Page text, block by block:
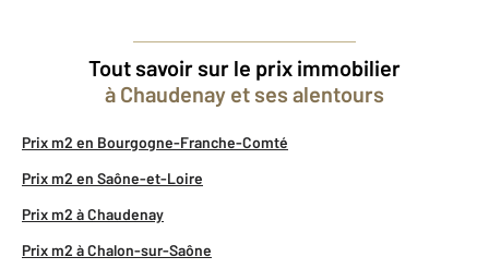
Tout savoir sur le prix immobilier
à Chaudenay et ses alentours
Prix m2 en Bourgogne-Franche-Comté
Prix m2 en Saône-et-Loire
Prix m2 à Chaudenay
Prix m2 à Chalon-sur-Saône